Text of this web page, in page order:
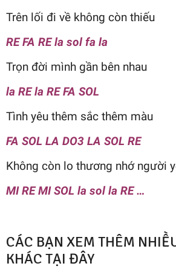
Trên lối đi về không còn thiếu
RE FA RE la sol fa la
Trọn đời mình gần bên nhau
la RE la RE FA SOL
Tình yêu thêm sắc thêm màu
FA SOL LA DO3 LA SOL RE
Không còn lo thương nhớ người
MI RE MI SOL la sol la RE …
CÁC BẠN XEM THÊM
KHÁC TẠI ĐÂY